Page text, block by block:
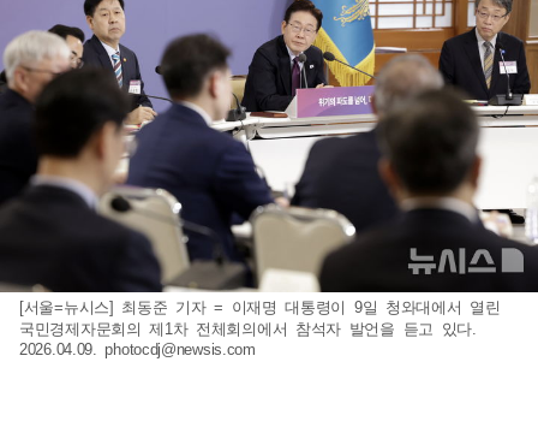
[서울=뉴시스] 최동준 기자 = 이재명 대통령이 9일 청와대에서 열린
국민경제자문회의 제1차 전체회의에서 참석자 발언을 듣고 있다.
2026.04.09.photocdj@newsis.com